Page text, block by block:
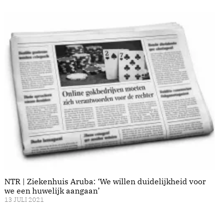
NTR | Ziekenhuis Aruba: ‘We willen duidelijkheid voor
we een huwelijk aangaan’
13 JULI 2021